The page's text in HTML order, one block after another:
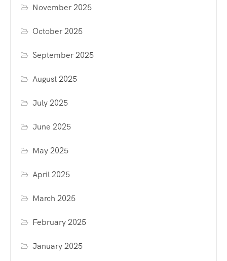
November 2025
October 2025
September 2025
August 2025
July 2025
June 2025
May 2025
April 2025
March 2025
February 2025
January 2025